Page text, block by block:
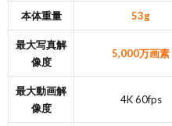
本体重量 53g
最大写真解
像度
5,000万画素
最大動画解
像度
4K 60fps